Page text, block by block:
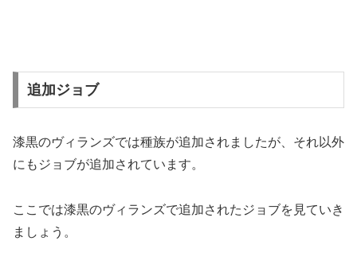
追加ジョブ
漆黒のヴィランズでは種族が追加されましたが、それ以外
にもジョブが追加されています。
ここでは漆黒のヴィランズで追加されたジョブを見ていき
ましょう。